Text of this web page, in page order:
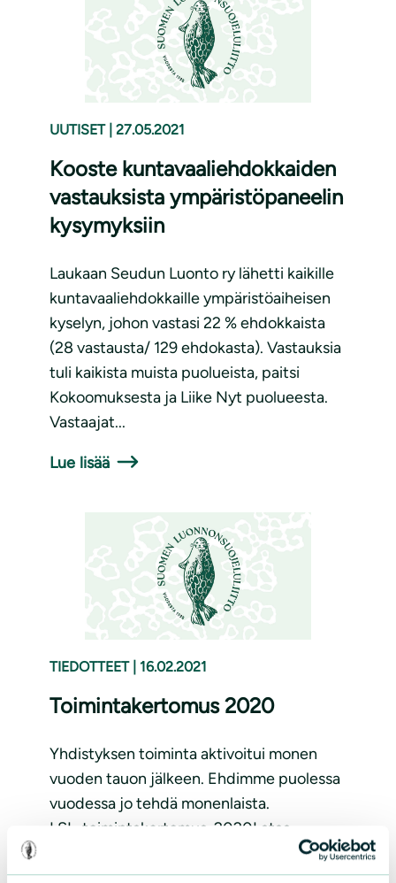
UUTISET 27.05.2021
Kooste kuntavaaliehdokkaiden
vastauksista ympäristöpaneelin
kysymyksiin
Laukaan Seudun Luonto ry lähetti kaikille
kuntavaaliehdokkaille ympäristöaiheisen
kyselyn, johon vastasi 22 % ehdokkaista
(28 vastausta/ 129 ehdokasta). Vastauksia
tuli kaikista muista puolueista, paitsi
Kokoomuksesta ja Liike Nyt puolueesta.
Vastaajat...
Lue lisää
TIEDOTTEET 16.02.2021
Toimintakertomus 2020
Yhdistyksen toiminta aktivoitui monen
vuoden tauon jälkeen. Ehdimme puolessa
vuodessa jo tehdä monenlaista.
LSL_toimintakertomus_2020Lataa